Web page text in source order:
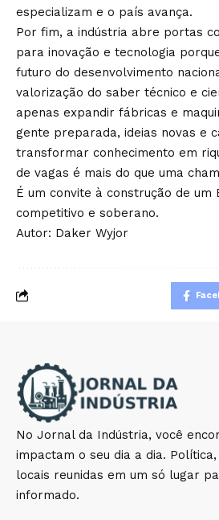
especializam e o país avança.
Por fim, a indústria abre portas
para inovação e tecnologia
futuro do desenvolvimento
valorização do saber técnico e
apenas expandir fábricas e
gente preparada, ideias novas e
transformar conhecimento em
de vagas é mais do que uma
É um convite à construção de um
competitivo e soberano.
Autor: Daker Wyjor
No Jornal da Indústria, você
impactam o seu dia a dia.
locais reunidas em um só lugar
informado.